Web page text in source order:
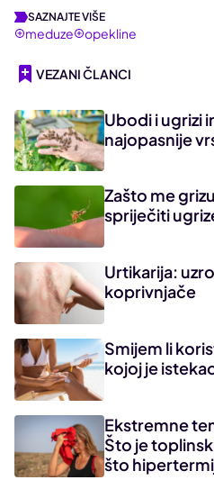
SAZNAJTE VIŠE
meduze opekline
VEZANI ČLANCI
Ubodi i ugrizi
najopasnije
Zašto me
spriječiti
Urtikarija:
koprivnjače
Smijem li
kojoj je
Ekstremne
Što je
što